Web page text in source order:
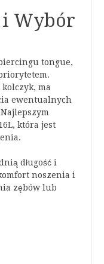
i Wybór
tongue,
ma
ewentualnych
która jest
długość i
noszenia i
zębów lub